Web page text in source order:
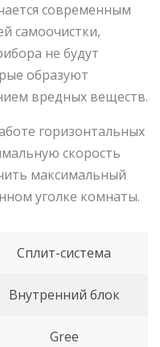
современным
самоочистки,
не будут
образуют
вредных веществ.
горизонтальных
скорость
максимальный
уголке комнаты.
Сплит-система
Внутренний блок
Gree